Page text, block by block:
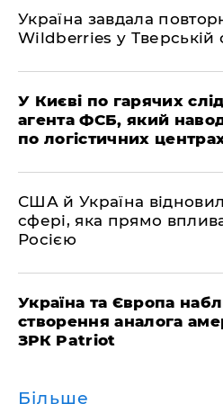
Україна завдала
Wildberries у Тверській
У Києві по гарячих
агента ФСБ, який
по логістичних
США й Україна
сфері, яка прямо
Росією
Україна та Європа
створення аналога
ЗРК Patriot
Більше